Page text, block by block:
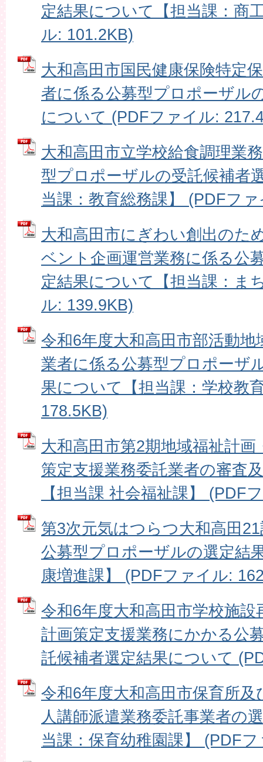
定結果について【担当課：商
ル: 101.2KB)
大和高田市国民健康保険特定
者に係る公募型プロポーザル
について (PDFファイル:
大和高田市立学校給食調理業
型プロポーザルの受託候補者
当課：教育総務課】 (PDFフ
大和高田市にぎわい創出のた
ベント企画運営業務に係る公
定結果について【担当課：ま
ル: 139.9KB)
令和6年度大和高田市部活動地
業者に係る公募型プロポーザ
果について【担当課：学校教
178.5KB)
大和高田市第2期地域福祉計
策定支援業務委託業者の審査
【担当課 社会福祉課】 (PDF
第3次元気はつらつ大和高田
公募型プロポーザルの選定結
康増進課】 (PDFファイル:
令和6年度大和高田市学校施設
計画策定支援業務にかかる公
託候補者選定結果について
令和6年度大和高田市保育所
人講師派遣業務委託事業者の
当課：保育幼稚園課】 (PDF